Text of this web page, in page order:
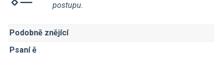
postupu.
Podobně znějící
Psaní ě